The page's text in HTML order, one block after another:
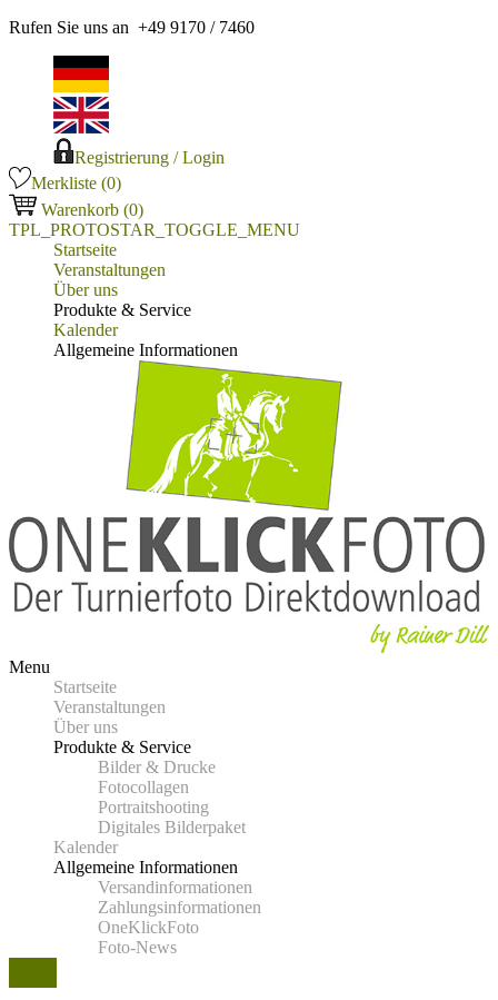
Rufen Sie uns an +49 9170 / 7460
Registrierung / Login
Merkliste (0)
Warenkorb (0)
TPL_PROTOSTAR_TOGGLE_MENU
Startseite
Veranstaltungen
Über uns
Produkte & Service
Kalender
Allgemeine Informationen
Menu
Startseite
Veranstaltungen
Über uns
Produkte & Service
Bilder & Drucke
Fotocollagen
Portraitshooting
Digitales Bilderpaket
Kalender
Allgemeine Informationen
Versandinformationen
Zahlungsinformationen
OneKlickFoto
Foto-News